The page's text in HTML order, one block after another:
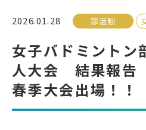
受検生の方へ
年間スケジュール
教科ガイド
保健室より
図
2026.01.28 部活動
女子バドミント
人大会 結果報告
春季大会出場！！